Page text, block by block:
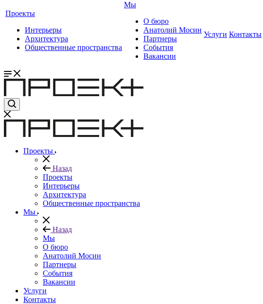
Проекты
Интерьеры
Архитектура
Общественные пространства
Мы
О бюро
Анатолий Мосин
Партнеры
События
Вакансии
Услуги Контакты
Проекты
Назад
Проекты
Интерьеры
Архитектура
Общественные пространства
Мы
Назад
Мы
О бюро
Анатолий Мосин
Партнеры
События
Вакансии
Услуги
Контакты